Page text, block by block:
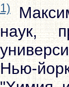
1)
наук,
Нью-